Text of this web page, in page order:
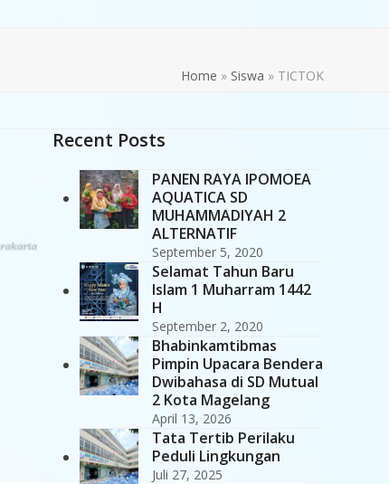
Home » Siswa » TICTOK
Recent Posts
PANEN RAYA IPOMOEA
AQUATICA SD
MUHAMMADIYAH 2
ALTERNATIF
September 5, 2020
Selamat Tahun Baru
Islam 1 Muharram 1442
H
September 2, 2020
Bhabinkamtibmas
Pimpin Upacara Bendera
Dwibahasa di SD Mutual
2 Kota Magelang
April 13, 2026
Tata Tertib Perilaku
Peduli Lingkungan
Juli 27, 2025